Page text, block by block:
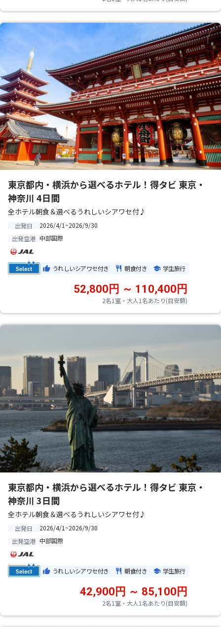
東京都内・横浜から選べるホテル！得タビ 東京・
神奈川 4日間
全ホテル朝食＆選べるうれしいシアワセ付♪
出発日
2026/4/1~2026/9/30
出発空港 中部国際
うれしいシアワセ付き 朝食付き 学生旅行
2名1室・大人1名あたり(目安額)
52,800円 ～ 110,400円
東京都内・横浜から選べるホテル！得タビ 東京・
神奈川 3日間
全ホテル朝食＆選べるうれしいシアワセ付♪
出発日
2026/4/1~2026/9/30
出発空港 中部国際
うれしいシアワセ付き 朝食付き 学生旅行
2名1室・大人1名あたり(目安額)
42,900円 ～ 85,100円